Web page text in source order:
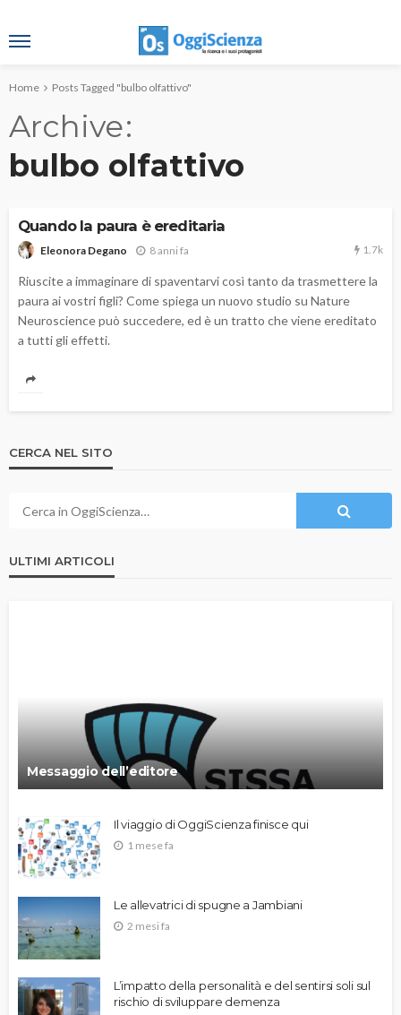
Home Posts Tagged "bulbo olfattivo"
Archive
bulbo olfattivo
Quando la paura è ereditaria
Eleonora Degano 8 anni fa 1.7k
Riuscite a immaginare di spaventarvi così tanto da trasmettere la
paura ai vostri figli? Come spiega un nuovo studio su Nature
Neuroscience può succedere, ed è un tratto che viene ereditato
a tutti gli effetti.
CERCA NEL SITO
ULTIMI ARTICOLI
Messaggio dell’editore
Il viaggio di OggiScienza finisce qui
1 mese fa
Le allevatrici di spugne a Jambiani
2 mesi fa
L’impatto della personalità e del sentirsi soli sul
rischio di sviluppare demenza